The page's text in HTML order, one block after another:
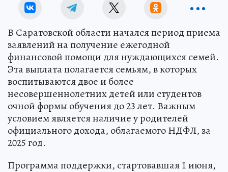
В Саратовской области начался период приема
заявлений на получение ежегодной
финансовой помощи для нуждающихся семей.
Эта выплата полагается семьям, в которых
воспитываются двое и более
несовершеннолетних детей или студентов
очной формы обучения до 23 лет. Важным
условием является наличие у родителей
официального дохода, облагаемого НДФЛ, за
2025 год.
Программа поддержки, стартовавшая 1 июня,